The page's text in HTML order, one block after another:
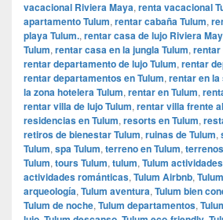
vacacional Riviera Maya, renta vacacional
apartamento Tulum, rentar cabaña Tulum,
playa Tulum., rentar casa de lujo Riviera
Tulum, rentar casa en la jungla Tulum, rentar
rentar departamento de lujo Tulum, rentar
rentar departamentos en Tulum, rentar en la
la zona hotelera Tulum, rentar en Tulum,
rentar villa de lujo Tulum, rentar villa frente
residencias en Tulum, resorts en Tulum,
retiros de bienestar Tulum, ruinas de Tulum,
Tulum, spa Tulum, terreno en Tulum,
Tulum, tours Tulum, tulum, Tulum
actividades románticas, Tulum Airbnb,
arqueología, Tulum aventura, Tulum bien
Tulum de noche, Tulum departamentos,